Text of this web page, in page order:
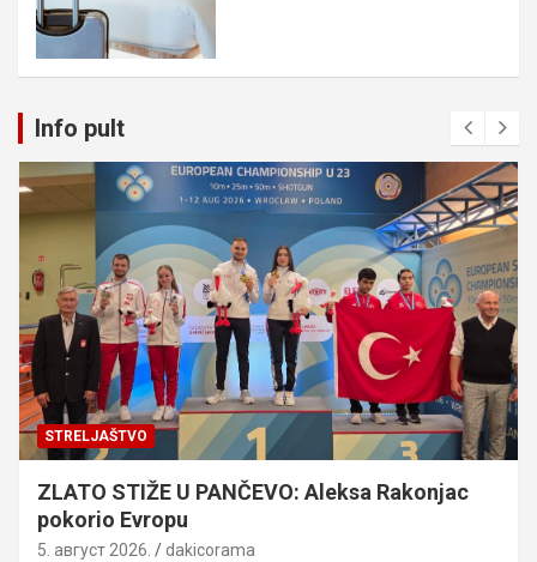
Info pult
STRELJAŠTVO
ZLATO STIŽE U PANČEVO: Aleksa Rakonjac
pokorio Evropu
5. август 2026. dakicorama